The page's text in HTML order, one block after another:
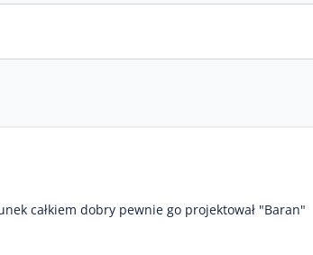
całkiem dobry pewnie go projektował "Baran"